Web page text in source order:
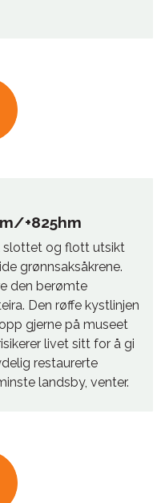
+825hm
slottet og flott utsikt
grønnsaksåkrene.
den berømte
Den røffe kystlinjen
gjerne på museet
livet sitt for å gi
restaurerte
landsby, venter.